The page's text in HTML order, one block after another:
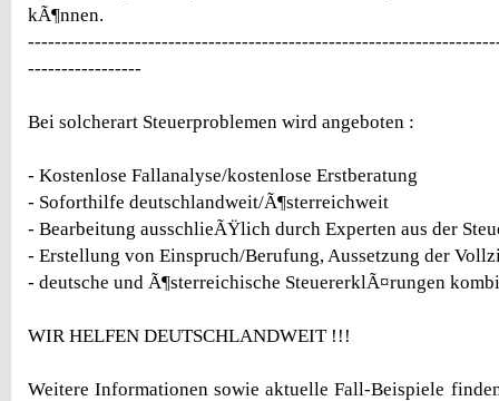
kÃ¶nnen.
-----------------
Bei solcherart Steuerproblemen wird angeboten :
- Kostenlose Fallanalyse/kostenlose Erstberatung
- Soforthilfe deutschlandweit/Ã¶sterreichweit
- Bearbeitung ausschlieÃŸlich durch Experten aus der
- Erstellung von Einspruch/Berufung, Aussetzung der
- deutsche und Ã¶sterreichische SteuererklÃ¤rungen
WIR HELFEN DEUTSCHLANDWEIT !!!
Weitere Informationen sowie aktuelle Fall-Beispiele